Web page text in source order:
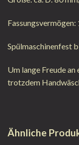
Spülmaschinenfest
Um lange Freude an
trotzdem
Ähnliche